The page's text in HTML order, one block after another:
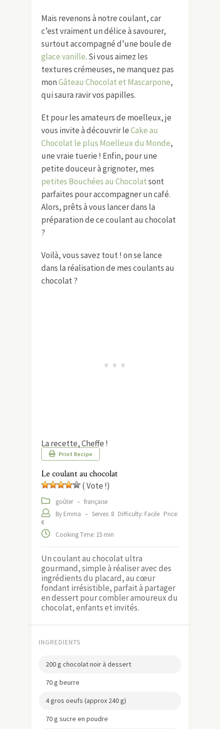
Mais revenons à notre coulant, car
c’est vraiment un délice à savourer,
surtout accompagné d’une boule de
glace vanille. Si vous aimez les
textures crémeuses, ne manquez pas
monGâteau Chocolat et Mascarpone,
qui saura ravir vos papilles.
Et pour les amateurs de moelleux, je
vous invite à découvrir leCake au
Chocolat le plus Moelleux du Monde,
une vraie tuerie ! Enfin, pour une
petite douceur à grignoter, mes
petites Bouchées au Chocolatsont
parfaites pour accompagner un café.
Alors, prêts à vous lancer dans la
préparation de ce coulant au chocolat
?
Voilà, vous savez tout ! on se lance
dans la réalisation de mes coulants au
chocolat ?
La recette, Cheffe !
Print Recipe
Le coulant au chocolat
( Vote !)
goûter – française
By Emma – Serves: 8 Difficulty: Facile Price:
€
Cooking Time: 15 min
Un coulant au chocolat ultra
gourmand, simple à réaliser avec des
ingrédients du placard, au cœur
fondant irrésistible, parfait à partager
en dessert pour combler amoureux du
chocolat, enfants et invités.
INGREDIENTS
200 g chocolat noir à dessert
70 g beurre
4 gros oeufs (approx 240 g)
70 g sucre en poudre